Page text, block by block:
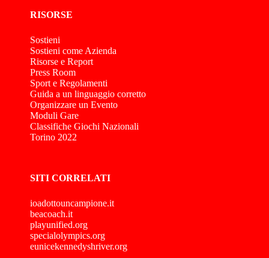
RISORSE
Sostieni
Sostieni come Azienda
Risorse e Report
Press Room
Sport e Regolamenti
Guida a un linguaggio corretto
Organizzare un Evento
Moduli Gare
Classifiche Giochi Nazionali
Torino 2022
SITI CORRELATI
ioadottouncampione.it
beacoach.it
playunified.org
specialolympics.org
eunicekennedyshriver.org